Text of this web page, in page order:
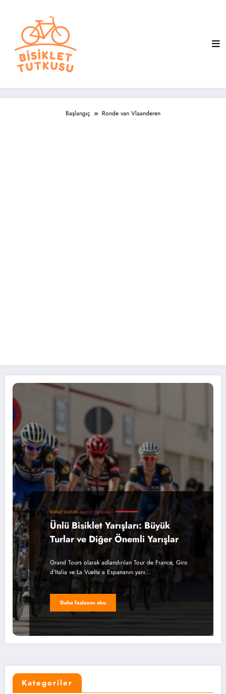
Başlangıç Ronde van Vlaanderen
BISIKLET KÜLTÜRÜ BISIKLET YARIŞLARI
Ünlü Bisiklet Yarışları: Büyük
Turlar ve Diğer Önemli Yarışlar
Grand Tours olarak adlandırılan Tour de France, Giro
d'Italia ve La Vuelta a Espananın yanı…
Daha fazlasını oku
Kategoriler